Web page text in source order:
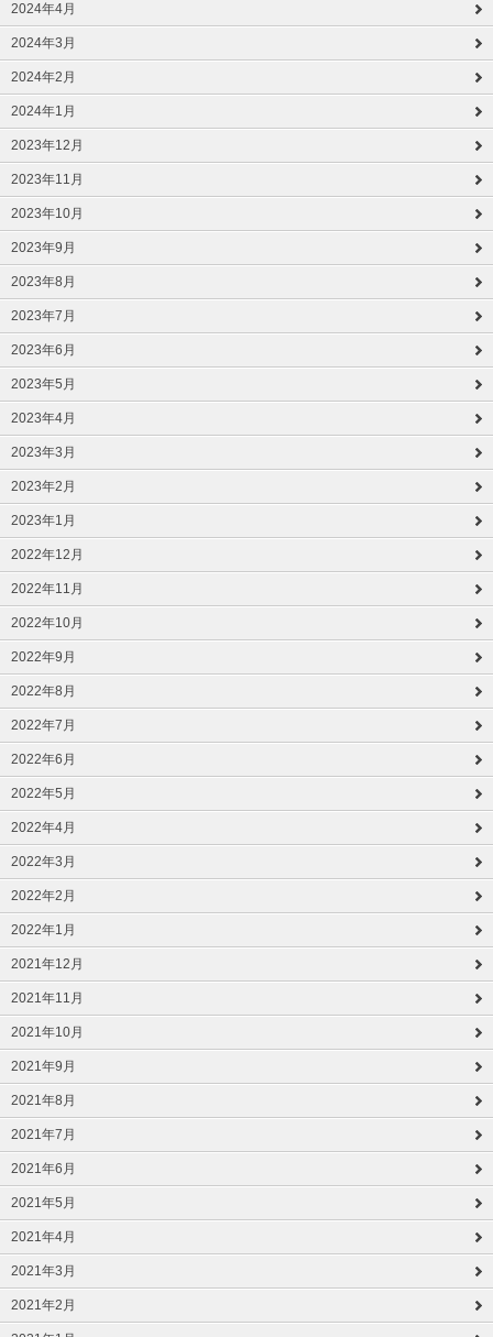
2024年4月
2024年3月
2024年2月
2024年1月
2023年12月
2023年11月
2023年10月
2023年9月
2023年8月
2023年7月
2023年6月
2023年5月
2023年4月
2023年3月
2023年2月
2023年1月
2022年12月
2022年11月
2022年10月
2022年9月
2022年8月
2022年7月
2022年6月
2022年5月
2022年4月
2022年3月
2022年2月
2022年1月
2021年12月
2021年11月
2021年10月
2021年9月
2021年8月
2021年7月
2021年6月
2021年5月
2021年4月
2021年3月
2021年2月